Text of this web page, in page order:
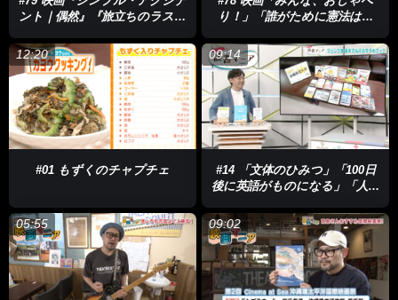
ント｜偶然』『旅立ちのラスト
り！」「誰がために憲法はあ
「映画『春の香り』上映 & 監
督・関係者による舞台挨拶」
12:20
#01 もずくのチャプチェ
09:14
#14 「文体のひみつ」「100日
後に英語がものになる」「人生
05:55 09:02